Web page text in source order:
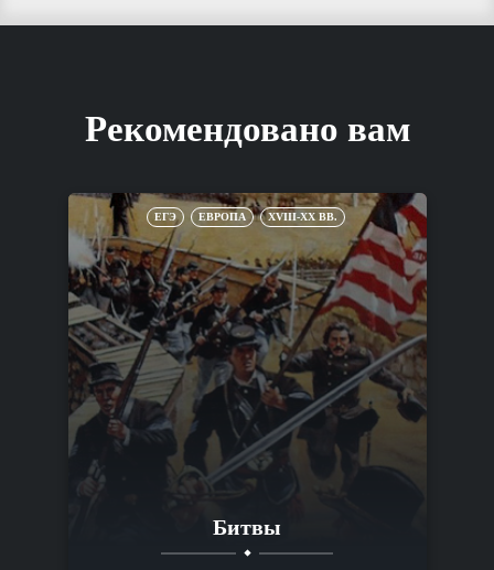
Рекомендовано вам
ЕГЭ ЕВРОПА XVIII-XX ВВ.
Битвы